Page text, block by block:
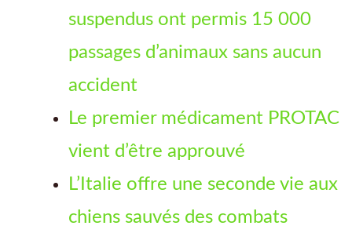
suspendus ont permis 15 000
passages d’animaux sans aucun
accident
Le premier médicament PROTAC
vient d’être approuvé
L’Italie offre une seconde vie aux
chiens sauvés des combats